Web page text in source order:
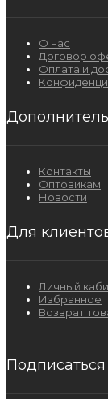
О нас
Договор
Оплата и
Контакты
Оптовикам
Новости
Для
Личный
Избранное
Возврат